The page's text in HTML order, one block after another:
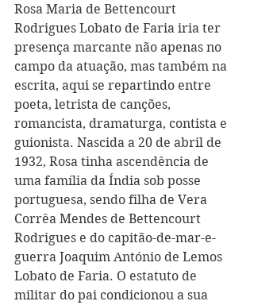
Rosa Maria de Bettencourt
Rodrigues Lobato de Faria iria ter
presença marcante não apenas no
campo da atuação, mas também na
escrita, aqui se repartindo entre
poeta, letrista de canções,
romancista, dramaturga, contista e
guionista. Nascida a 20 de abril de
1932, Rosa tinha ascendência de
uma família da Índia sob posse
portuguesa, sendo filha de Vera
Corrêa Mendes de Bettencourt
Rodrigues e do capitão-de-mar-e-
guerra Joaquim António de Lemos
Lobato de Faria. O estatuto de
militar do pai condicionou a sua